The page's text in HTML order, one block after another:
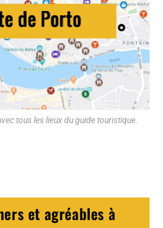
tous les lieux du guide touristique.
et agréables à